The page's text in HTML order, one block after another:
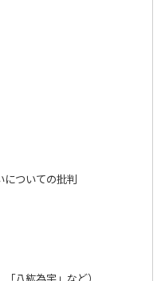
ついての批判